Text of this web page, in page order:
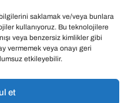
saklamak ve/veya bunlara
kullanıyoruz. Bu teknolojilere
veya benzersiz kimlikler gibi
vermemek veya onayı geri
etkileyebilir.
et